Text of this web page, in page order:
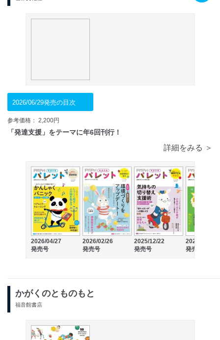
2026/06/29発売の目次
参考価格： 2,200円
「発達支援」をテーマに年6回刊行！
詳細をみる ＞
2026/04/27
発売号
2026/02/26
発売号
2025/12/22
発売号
2025/10/30
発売号
かがくのとものもと
福音館書店